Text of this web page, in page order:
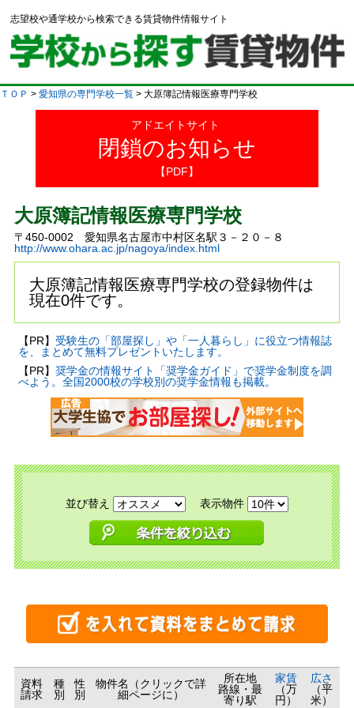
志望校や通学校から検索できる賃貸物件情報サイト
ＴＯＰ > 愛知県の専門学校一覧 > 大原簿記情報医療専門学校
アドエイトサイト
閉鎖のお知らせ
【PDF】
大原簿記情報医療専門学校
〒450-0002 愛知県名古屋市中村区名駅３－２０－８
http://www.ohara.ac.jp/nagoya/index.html
大原簿記情報医療専門学校の登録物件は
現在0件です。
【PR】 受験生の「部屋探し」や「一人暮らし」に役立つ情報誌
を、まとめて無料プレゼントいたします。
【PR】 奨学金の情報サイト「奨学金ガイド」で奨学金制度を調
べよう。全国2000校の学校別の奨学金情報も掲載。
並び替え 表示物件
資料
請求
種
別
性
別
物件名（クリックで詳
細ページに）
所在地
路線・最
寄り駅
家賃
（万
円）
広さ
（平
米）